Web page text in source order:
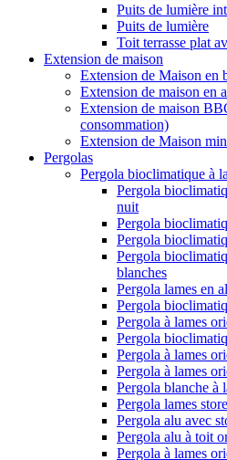
Puits de lumière
Puits de lumière
Toit terrasse plat
Extension de maison
Extension de Maison en
Extension de maison en
Extension de maison
consommation)
Extension de Maison
Pergolas
Pergola bioclimatique à
Pergola
nuit
Pergola
Pergola
Pergola
blanches
Pergola lames en
Pergola
Pergola à lames
Pergola
Pergola à lames
Pergola à lames
Pergola blanche à
Pergola lames
Pergola alu avec
Pergola alu à toit
Pergola à lames